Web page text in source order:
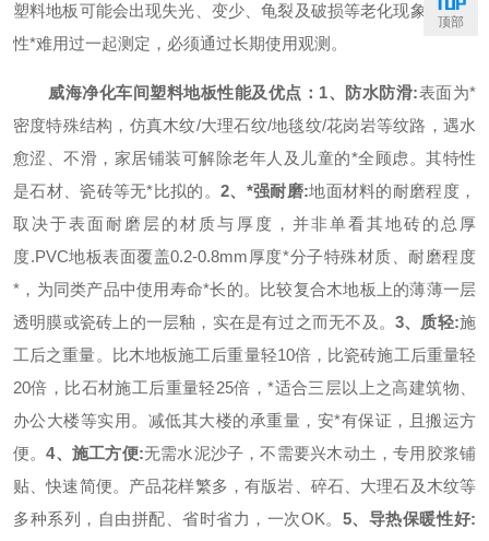
塑料地板可能会出现失光、变少、龟裂及破损等老化现象。耐久
性*难用过一起测定，必须通过长期使用观测。
威海净化车间塑料地板性能及优点 ： 1、防水防滑:表面为*
密度特殊结构，仿真木纹/大理石纹/地毯纹/花岗岩等纹路，遇水
愈涩、不滑，家居铺装可解除老年人及儿童的*全顾虑。其特性
是石材、瓷砖等无*比拟的。2、 *强耐磨:地面材料的耐磨程度，
取决于表面耐磨层的材质与厚度，并非单看其地砖的总厚
度.PVC地板表面覆盖0.2-0.8mm 厚度*分子特殊材质、耐磨程度
* ，为同类产品中使用寿命*长的。比较复合木地板上的薄薄一层
透明膜或瓷砖上的一层釉，实在是有过之而无不及。 3、质轻:施
工后之重量。比木地板施工后重量轻10倍，比瓷砖施工后重量轻
20倍，比石材施工后重量轻25倍，*适合三层以上之高建筑物、
办公大楼等实用。减低其大楼的承重量，安*有保证，且搬运方
便。4、施工方便:无需水泥沙子，不需要兴木动土，专用胶浆铺
贴、快速简便。产品花样繁多，有版岩、碎石、大理石及木纹等
多种系列，自由拼配、省时省力，一次OK。 5、导热保暖性好:
顶部